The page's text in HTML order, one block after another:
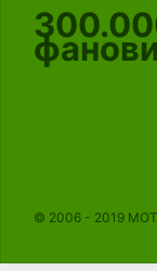
© 2006 - 2019